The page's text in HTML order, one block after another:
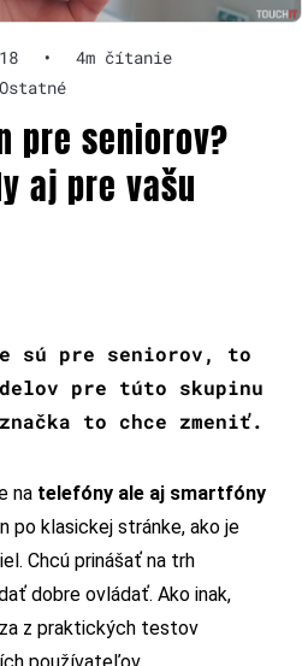
•
4m čítanie
Ostatné
pre seniorov?
aj pre vašu
sú pre seniorov, to
pre túto skupinu
to chce zmeniť.
na telefóny ale aj smartfóny
po klasickej stránke, ako je
Chcú prinášať na trh
dobre ovládať. Ako inak,
z praktických testov